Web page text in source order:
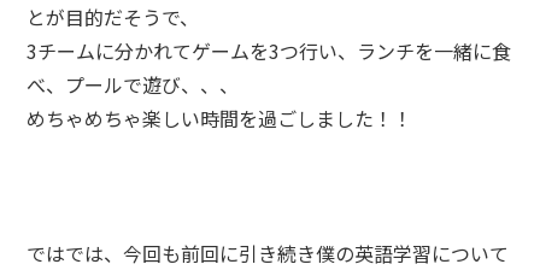
とが目的だそうで、
3チームに分かれてゲームを3つ行い、ランチを一緒に食
べ、プールで遊び、、、
めちゃめちゃ楽しい時間を過ごしました！！
ではでは、今回も前回に引き続き僕の英語学習について